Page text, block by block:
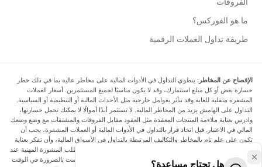
ما هو الفوركس؟
طريقة تداول العملات الرقمية
الإفصاح عن المخاطر: ينطوي التداول في الأدوات المالية على مخاطر عالية بما في ذلك خطر
خسارة بعض أو كل مبلغ استثمارك، وقد لا يكون مناسبًا لجميع المستثمرين. أسعار العملات
المشفرة متقلبة للغاية وقد تتأثر بعوامل خارجية مثل الأحداث المالية أو التنظيمية أو السياسية.
التداول على الهامش يزيد من المخاطر المالية. لا تستثمر أبدًا أموالًا لا يمكنك تحمل خسارتها،
وادرس بعناية ملاءمة المنتجات المعقدة مثل العقود مقابل الفروقات والمشتقات مع وضع وضعك
المالي في الاعتبار. قبل اتخاذ قرار بالتداول في الأدوات المالية أو العملات المشفرة، يجب أن
تكون على علم تام بالمخاطر والتكاليف المرتبطة بالتداول في الأسواق المالية، وأن تفكر بعناية
في أهدافك الاستثمارية ومستوى خبرتك ورغبتك في المخاطرة، وأن تطلب المشورة المهنية عند
الحاجة. تود Arincen أن تذكرك بأن البيانات الواردة في هذا الموقع ليست بالضرورة في الوقت
هل تحتاج مساعدة؟